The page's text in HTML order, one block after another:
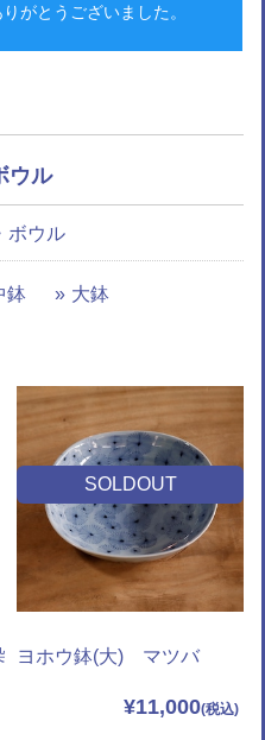
がとうございました。
ウル
ボウル
鉢 大鉢
SOLDOUT
ヨホウ鉢(大) マツバ
¥11,000